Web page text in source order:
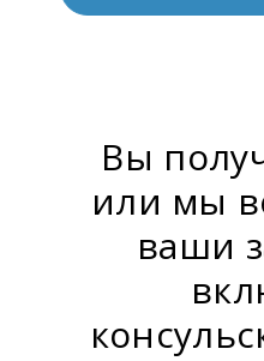
Вы
или мы
ваши